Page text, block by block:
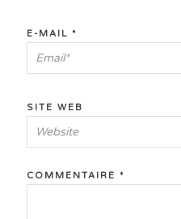
E-MAIL *
SITE WEB
COMMENTAIRE *